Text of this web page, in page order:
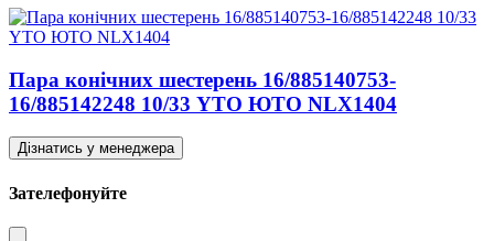
Пара конічних шестерень 16/885140753-
16/885142248 10/33 YTO ЮТО NLX1404
Дізнатись у менеджера
Зателефонуйте